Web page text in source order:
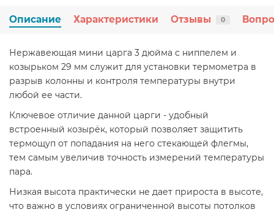
Описание Характеристики Отзывы 0
Нержавеющая мини царга 3 дюйма с ниппелем и
козырьком 29 мм служит для установки термометра в
разрыв колонны и контроля температуры внутри
любой ее части.
Ключевое отличие данной царги - удобный
встроенный козырёк, который позволяет защитить
термощуп от попадания на него стекающей флегмы,
тем самым увеличив точность измерений температуры
пара.
Низкая высота практически не дает прироста в высоте,
что важно в условиях ограниченной высоты потолков